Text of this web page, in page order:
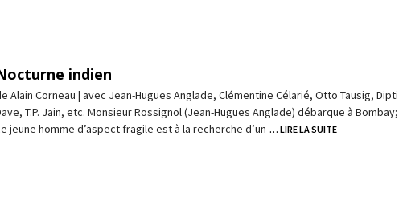
indien
Alain Corneau | avec Jean-Hugues Anglade, Clémentine Célarié, Otto Tausig, Dipti
T.P. Jain, etc. Monsieur Rossignol (Jean-Hugues Anglade) débarque à Bombay;
jeune homme d’aspect fragile est à la recherche d’un … LIRE LA SUITE